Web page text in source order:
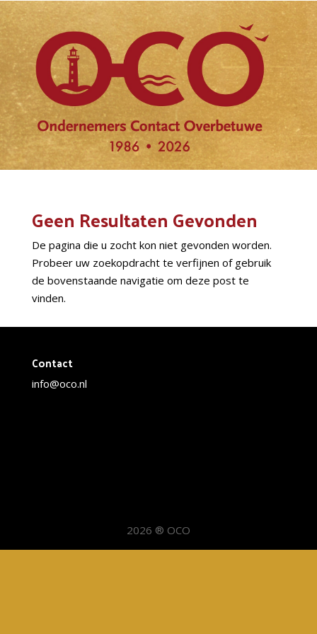
Geen Resultaten Gevonden
De pagina die u zocht kon niet gevonden worden.
Probeer uw zoekopdracht te verfijnen of gebruik
de bovenstaande navigatie om deze post te
vinden.
Contact
info@oco.nl
2026 ® OCO